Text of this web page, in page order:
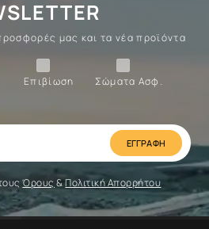
μας και τα νέα προϊόντα
Σώματα Ασφ.
Επιβίωση
Όρους &Πολιτική Απορρήτου